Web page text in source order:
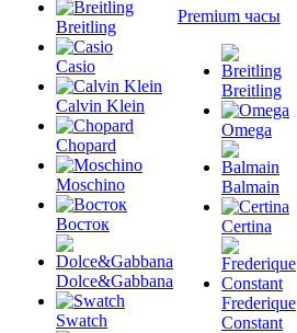
Breitling
Casio
Calvin Klein
Chopard
Moschino
Восток
Dolce&Gabbana
Swatch
Premium часы
Breitling
Omega
Balmain
Certina
Frederique
Constant